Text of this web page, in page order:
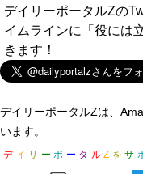
デイリーポータルZの
イムラインに「役には
きます！
デイリーポータルZは、
います。
デ イ リ ー ポ ー タ ル Z を サ